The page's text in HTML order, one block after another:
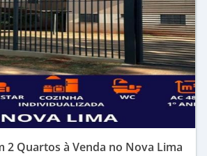
2 Quartos à Venda no Nova Lima